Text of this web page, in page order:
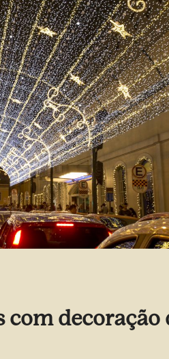
decoração